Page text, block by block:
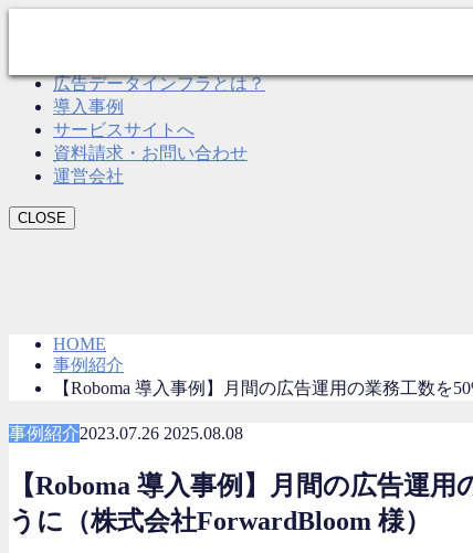
広告データインフラとは？
導入事例
サービスサイトへ
資料請求・お問い合わせ
運営会社
CLOSE
HOME
事例紹介
【Roboma 導入事例】月間の広告運用の業務工数を
事例紹介2023.07.26 2025.08.08
【Roboma 導入事例】月間の広告運
うに（株式会社ForwardBloom 様）